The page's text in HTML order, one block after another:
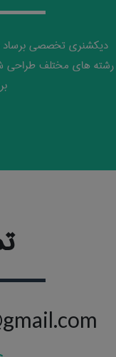
دیکشنری تخصصی برساد
رشته های مختلف طراحی